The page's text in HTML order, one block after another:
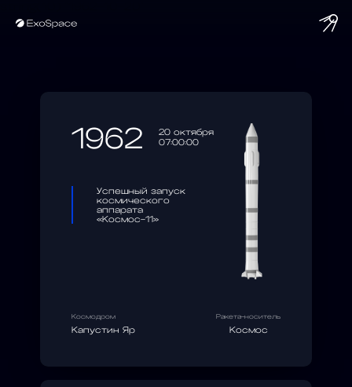
1962
20 октября
07:00:00
Успешный запуск
космического
аппарата
«Космос-11»
Космодром
Капустин Яр
Ракета-носитель
Космос